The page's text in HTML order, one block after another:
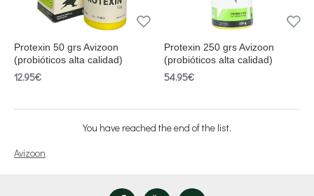
Protexin 50 grs Avizoon
(probióticos alta calidad)
12.95€
Protexin 250 grs Avizoon
(probióticos alta calidad)
54.95€
You have reached the end of the list.
Avizoon